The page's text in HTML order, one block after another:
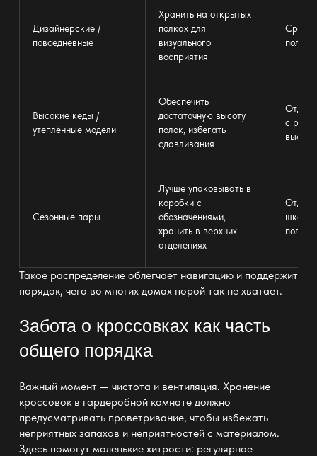
Дизайнерские /
повседневные
Хранить на открытых
полкахдля
визуального
восприятия
полок
Высокие кеды /
утеплённые модели
Обеспечить
достаточную высоту
полок, избегать
сдавливания
с
Сезонные пары
Лучше упаковывать в
коробки с
обозначениями,
хранить в верхних
отделениях
шкаф
полка
Такое распределение облегчает навигацию и поддержит
порядок, чего во многих домах порой так не хватает.
Забота о кроссовках как часть
общего порядка
Важный момент — чистота и вентиляция. Хранение
кроссовок в гардеробной комнате должно
предусматривать проветривание, чтобы избежать
неприятных запахов и неприятностей с материалом.
Здесь помогут маленькие хитрости: регулярное